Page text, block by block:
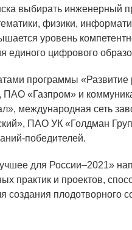
материала
выбирать инженерный
физики,
уровень
единого цифрового
программы
«Газпром» и
международная сеть
ПАО УК «Голдман
победителей.
для России–2021»
практик и проектов,
создания плодотворного